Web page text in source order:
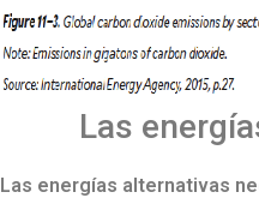
Las
Las energías alternativas